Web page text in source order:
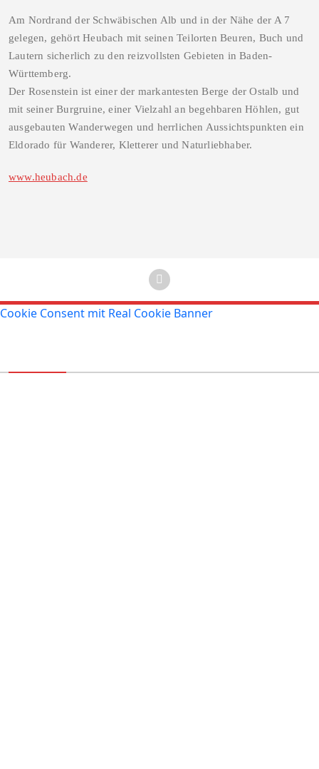
Am Nordrand der Schwäbischen Alb und in der Nähe der A 7
gelegen, gehört Heubach mit seinen Teilorten Beuren, Buch und
Lautern sicherlich zu den reizvollsten Gebieten in Baden-
Württemberg.
Der Rosenstein ist einer der markantesten Berge der Ostalb und
mit seiner Burgruine, einer Vielzahl an begehbaren Höhlen, gut
ausgebauten Wanderwegen und herrlichen Aussichtspunkten ein
Eldorado für Wanderer, Kletterer und Naturliebhaber.
www.heubach.de
Cookie Consent mit Real Cookie Banner